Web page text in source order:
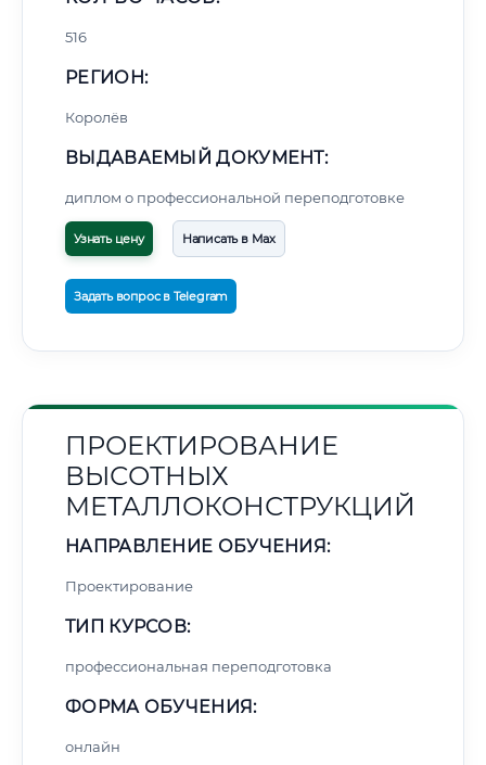
516
РЕГИОН:
Королёв
ВЫДАВАЕМЫЙ ДОКУМЕНТ:
диплом о профессиональной переподготовке
Узнать цену Написать в Max
Задать вопрос в Telegram
ПРОЕКТИРОВАНИЕ
ВЫСОТНЫХ
МЕТАЛЛОКОНСТРУКЦИЙ
НАПРАВЛЕНИЕ ОБУЧЕНИЯ:
Проектирование
ТИП КУРСОВ:
профессиональная переподготовка
ФОРМА ОБУЧЕНИЯ:
онлайн